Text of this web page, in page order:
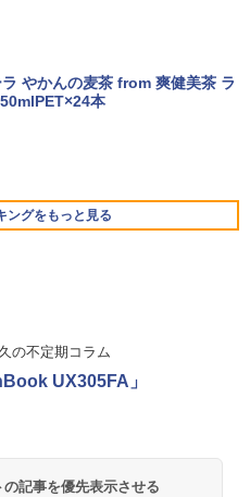
稿 5年保証｜MS Office 2024
付｜スペック Core i5 第7世
8GB 大容量 HDD 500GB テン
ス搭載
メラ&テンキー付き ノートパ
パソコン メモリ 8GB 最大3
SSD 256GB 高性能 第8世代 C
クトップ 中古｜中古PC
プパソコン Windows11 Offic
コン 新品｜インテル 第14世代
PC 2年保証 激安 高性能 ゲー
み PC 高スペッ 初期設定済み
心者も安心！おまかせゲーミ
SILVER 中古デスクトップPC
入門 Geforce GT1030搭載！
ピーカー内蔵 3年保証 ディスプ
コンモニター PCモニター フル
ヤマ DT-JF *
ド モバイルモニター スタンド
モニター サブモニター ポー
ター 選べる9パータン
産・特典つき 】YUZURU2027
レンダー卓上版 [ 能登 直 ]
ッチ式音量調整 スポーツ/通勤/通
オミ REDMI Buds 8 Lite ワイヤ
やかんの麦茶 from 爽健美茶 ラ
本
ングをもっと見る
ごと 17巻 (デジタル版ビッグガ
クス)
の不定期コラム
UX305FA」
記事を優先表示させる